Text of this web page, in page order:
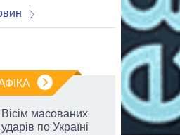
Вісім масованих
ударів по Україні